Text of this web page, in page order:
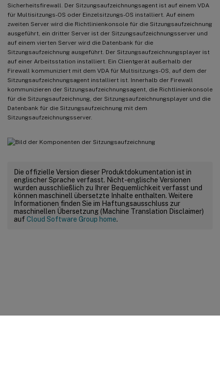
Sicherheitsfirewall. Der Sitzungsaufzeichnungsagent ist auf einem VDA
für Multisitzungs-OS oder Einzelsitzungs-OS installiert. Auf einem
zweiten Server wird die Richtlinienkonsole für die Sitzungsaufzeichnung
ausgeführt, ein dritter Server ist der Sitzungsaufzeichnungsserver und
auf einem vierten Server wird die Datenbank für die
Sitzungsaufzeichnung ausgeführt. Der Sitzungsaufzeichnungsplayer ist
auf einer Arbeitsstation installiert. Ein Clientgerät außerhalb der
Firewall kommuniziert mit dem VDA für Multisitzungs-OS, auf dem der
Sitzungsaufzeichnungsagent installiert ist. Innerhalb der Firewall
kommunizieren der Sitzungsaufzeichnungsagent, die Richtlinienkonsole
für die Sitzungsaufzeichnung, der Sitzungsaufzeichnungsplayer und die
Datenbank für die Sitzungsaufzeichnung mit dem
Sitzungsaufzeichnungsserver.
Die offizielle Version dieser Produktdokumentation ist in
englischer Sprache verfasst. Nicht-englische Versionen
wurden ausschließlich zu Ihrer Bequemlichkeit verfasst und
können maschinell übersetzte Inhalte enthalten. Weitere
Informationen finden Sie im Haftungsausschluss zur
maschinellen Übersetzung (Machine Translation Disclaimer)
auf Cloud Software Group home.